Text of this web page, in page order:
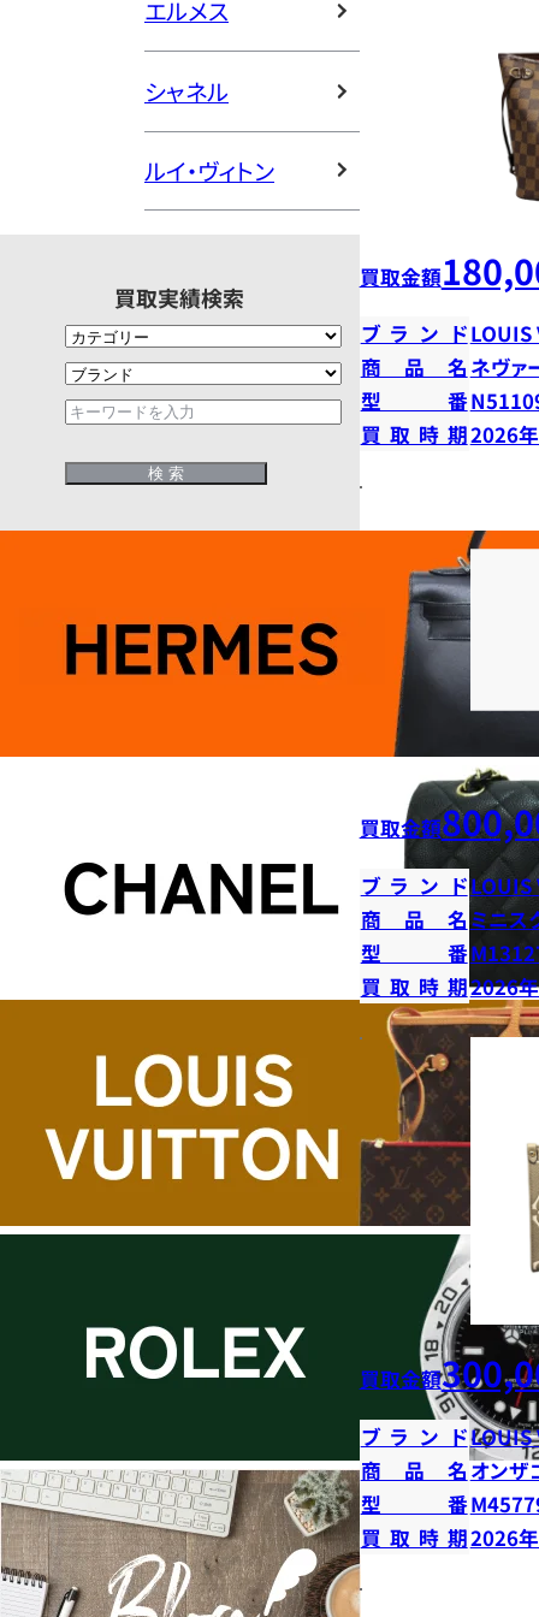
エルメス
シャネル
ルイ・ヴィトン
買取実績検索
買取金額
ブランドLOUIS
商品名 ネヴァ
型番
買取時期2026
買取金額
ブランドLOUIS
商品名ミニス
型番
買取時期2026
買取金額
ブランドLOUIS
商品名オンザ
型番
買取時期2026